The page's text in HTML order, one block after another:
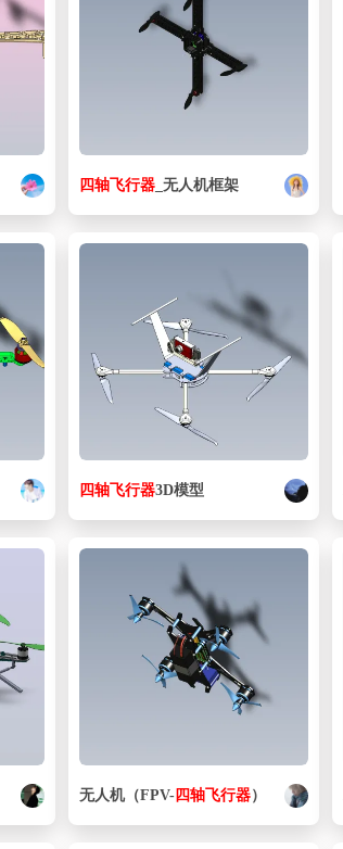
四轴飞行器 _无人机框架
四轴飞行器3D模型
无人机（FPV- 四轴飞行器）